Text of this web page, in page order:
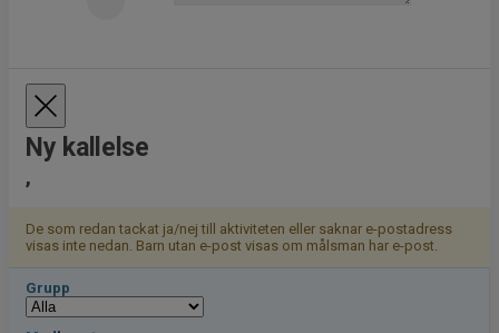
Ny kallelse
,
De som redan tackat ja/nej till aktiviteten eller saknar e-postadress
visas inte nedan. Barn utan e-post visas om målsman har e-post.
Grupp